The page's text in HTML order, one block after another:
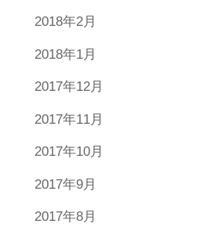
2018年2月
2018年1月
2017年12月
2017年11月
2017年10月
2017年9月
2017年8月